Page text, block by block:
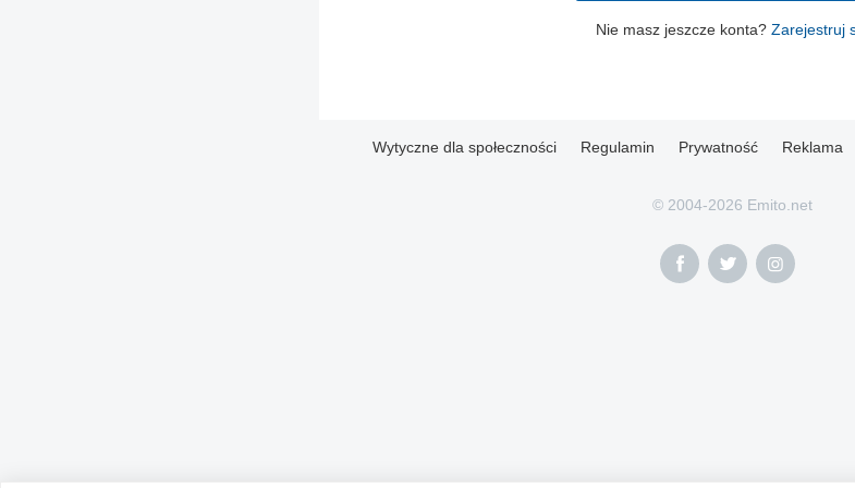
Nie masz jeszcze konta? Zarejestruj
Wytyczne dla społeczności Regulamin Prywatność Reklama
© 2004-2026 Emito.net